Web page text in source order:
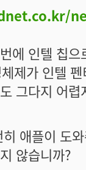
에 인텔 칩
제가 인텔
그다지 어
애플이 도
않습니까?